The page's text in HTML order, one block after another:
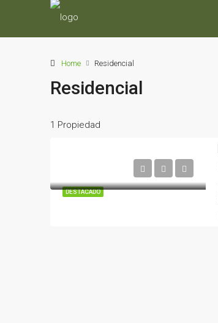
Home Residencial
Residencial
1 Propiedad
DESTACADO